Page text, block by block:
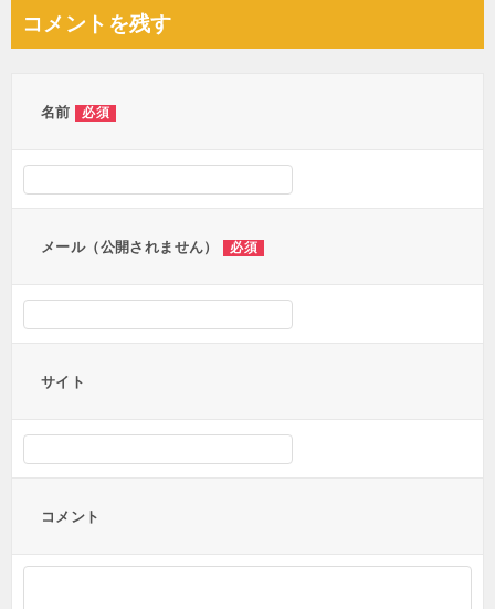
ビ
コメントを残す
名前 必須
メール（公開されません） 必須
サイト
コメント